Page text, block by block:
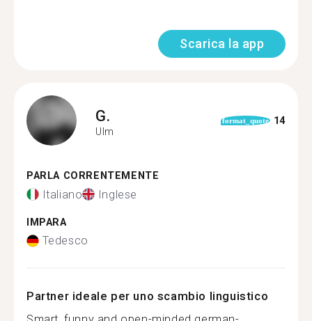
Scarica la app
G.
Ulm
format_quote 14
PARLA CORRENTEMENTE
Italiano Inglese
IMPARA
Tedesco
Partner ideale per uno scambio linguistico